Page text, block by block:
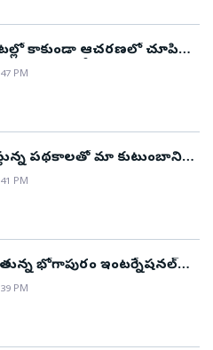
కాకుండా ఆచరణలో చూపిస్తూ
పథంలో నడిపిస్తున్న
PM
పథకాలతో మా కుటుంబానికి
PM
భోగాపురం ఇంటర్నేషనల్
PM